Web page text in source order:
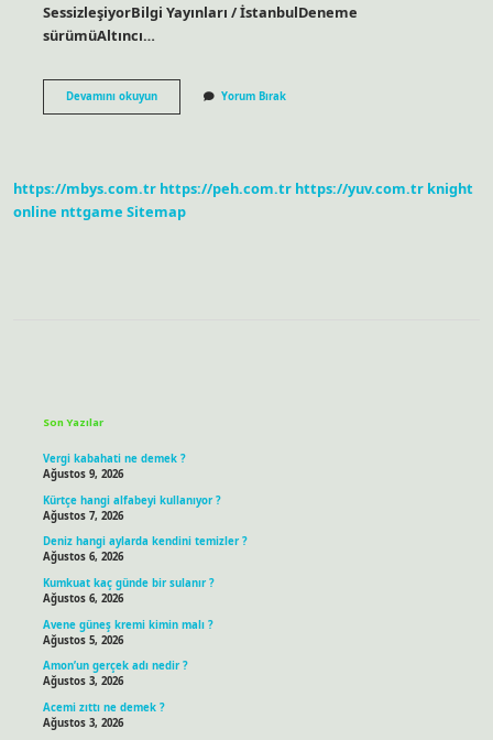
SessizleşiyorBilgi Yayınları / İstanbulDeneme
sürümüAltıncı…
Devamını okuyunDeniz
Gurbetçileri
Yorum Bırak
https://mbys.com.tr https://peh.com.tr https://yuv.com.tr knight
online nttgame Sitemap
Son Yazılar
Vergi kabahati ne demek ?
Ağustos 9, 2026
Kürtçe hangi alfabeyi kullanıyor ?
Ağustos 7, 2026
Deniz hangi aylarda kendini temizler ?
Ağustos 6, 2026
Kumkuat kaç günde bir sulanır ?
Ağustos 6, 2026
Avene güneş kremi kimin malı ?
Ağustos 5, 2026
Amon’un gerçek adı nedir ?
Ağustos 3, 2026
Acemi zıttı ne demek ?
Ağustos 3, 2026